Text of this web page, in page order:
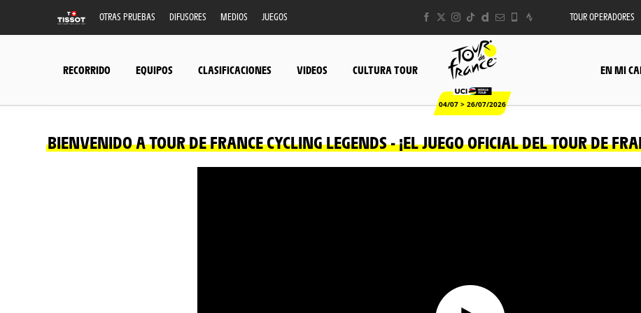
OTRAS PRUEBAS DIFUSORES MEDIOS JUEGOS TOUR OPERADORES
RECORRIDO EQUIPOS CLASIFICACIONES VIDEOS CULTURA TOUR
04/07 > 26/07/2026
EN MI
BIENVENIDO A TOUR DE FRANCE CYCLING LEGENDS - ¡EL JUEGO OFICIAL DEL TOUR DE